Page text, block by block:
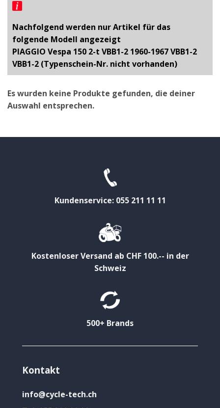
Nachfolgend werden nur Artikel für das
folgende Modell angezeigt
PIAGGIO Vespa 150 2-t VBB1-2 1960-1967 VBB1-2
VBB1-2 (Typenschein-Nr. nicht vorhanden)
Es wurden keine Produkte gefunden, die deiner
Auswahl entsprechen.
Kundenservice: 055 211 11 11
Kostenloser Versand ab CHF 100.-- in der
Schweiz
500+ Brands
Kontakt
info@cycle-tech.ch